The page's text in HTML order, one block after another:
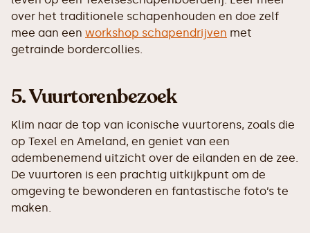
over het traditionele schapenhouden en doe zelf
mee aan een workshop schapendrijven met
getrainde bordercollies.
5. Vuurtorenbezoek
Klim naar de top van iconische vuurtorens, zoals die
op Texel en Ameland, en geniet van een
adembenemend uitzicht over de eilanden en de zee.
De vuurtoren is een prachtig uitkijkpunt om de
omgeving te bewonderen en fantastische foto’s te
maken.